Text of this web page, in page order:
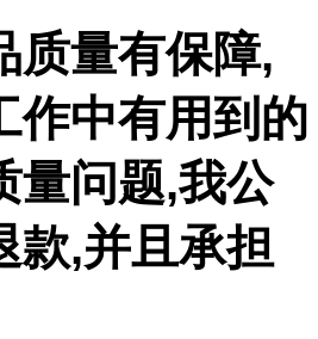
质量有保障,
作中有用到的
量问题,我公
款,并且承担